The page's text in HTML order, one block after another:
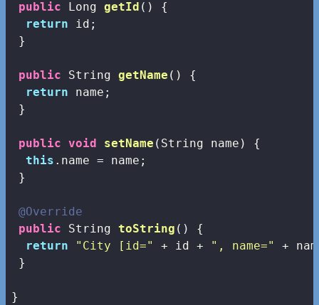
public Long getId ()
{
return id;
}
public String getName ()
{
return name;
}
public void setName (String name)
{
this .name = name;
}
@Override
public String toString ()
{
return
"City [id=" + id + ", name="
+
}
}